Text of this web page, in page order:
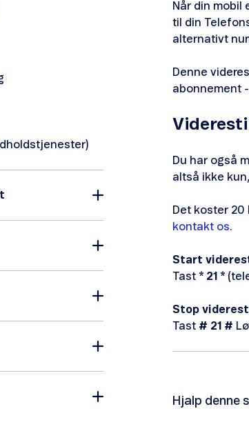
Når din
til din
alternativt
Denne
abonnement
Du har også
altså ikke
Det koster 20
kontakt os.
Start
Tast * 21 *
Stop
Tast # 21 #
Hjalp denne